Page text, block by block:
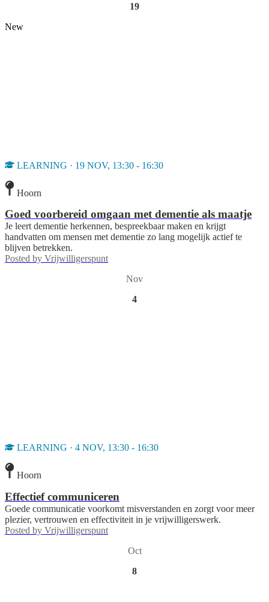
19
New
LEARNING · 19 NOV, 13:30 - 16:30
Hoorn
Goed voorbereid omgaan met dementie als maatje
Je leert dementie herkennen, bespreekbaar maken en krijgt
handvatten om mensen met dementie zo lang mogelijk actief te
blijven betrekken.
Posted by Vrijwilligerspunt
Nov
4
LEARNING · 4 NOV, 13:30 - 16:30
Hoorn
Effectief communiceren
Goede communicatie voorkomt misverstanden en zorgt voor meer
plezier, vertrouwen en effectiviteit in je vrijwilligerswerk.
Posted by Vrijwilligerspunt
Oct
8